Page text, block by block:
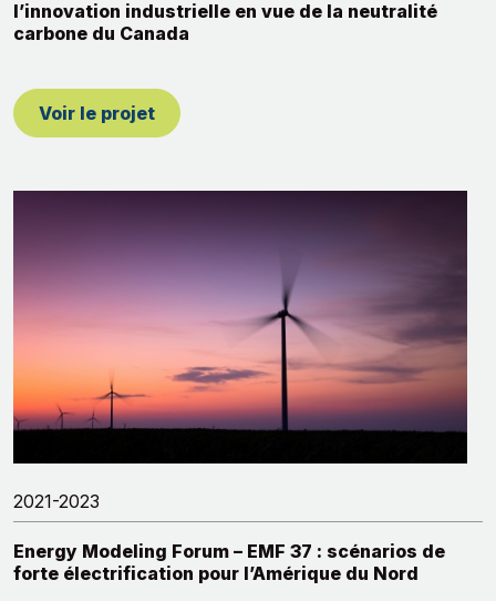
l’innovation industrielle en vue de la neutralité
carbone du Canada
Voir le projet
2021-2023
Energy Modeling Forum – EMF 37 : scénarios de
forte électrification pour l’Amérique du Nord